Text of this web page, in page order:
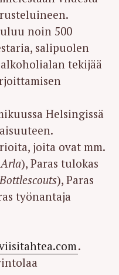
noin 500
salipuolen
tekijää
Helsingissä
joita ovat mm.
Arla), Paras tulokas
Bottlescouts), Paras
työnantaja
.